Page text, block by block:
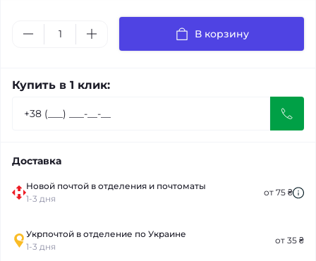
В корзину
Купить в 1 клик:
Доставка
Новой почтой в отделения и почтоматы
1-3 дня
от 75 ₴
Укрпочтой в отделение по Украине
1-3 дня
от 35 ₴